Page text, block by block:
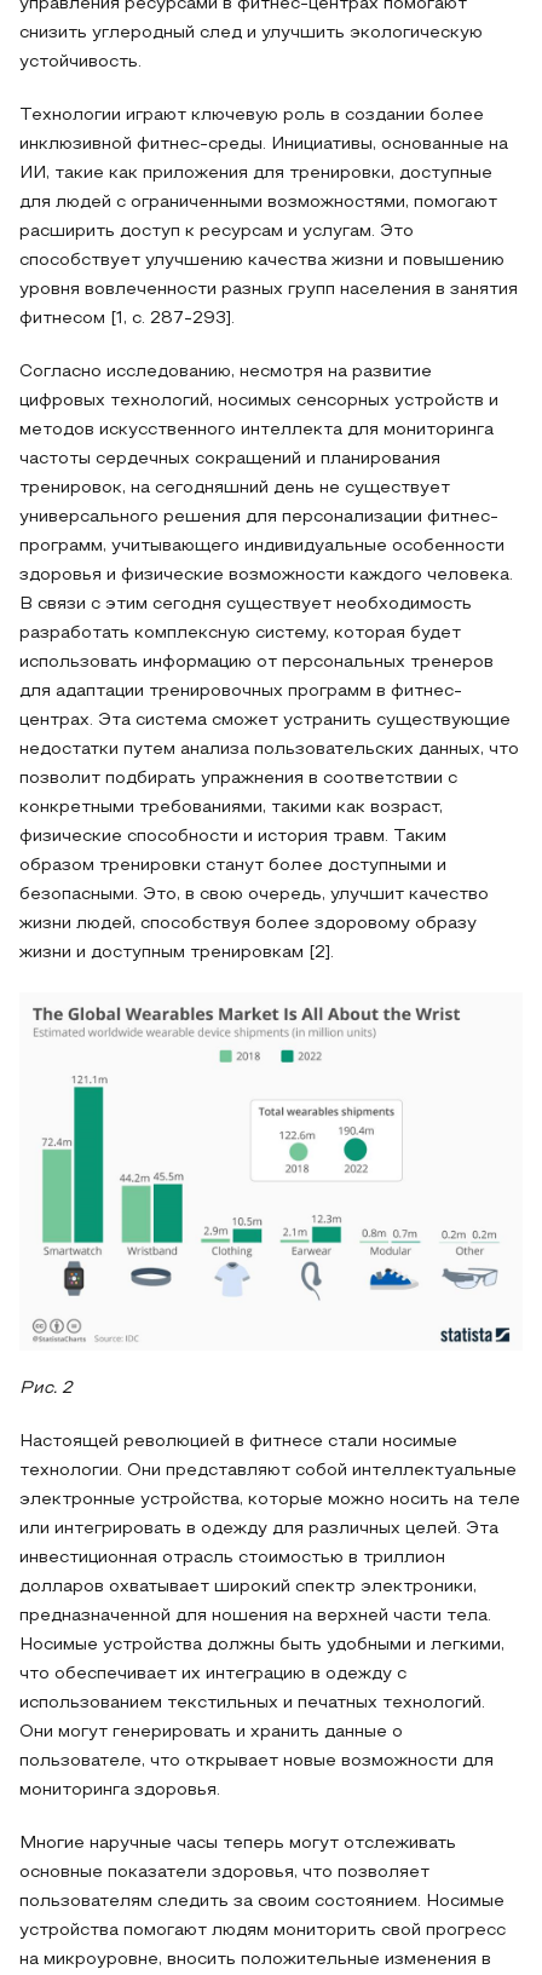
управления ресурсами в фитнес-центрах помогают
снизить углеродный след и улучшить экологическую
устойчивость.
Технологии играют ключевую роль в создании более
инклюзивной фитнес-среды. Инициативы, основанные на
ИИ, такие как приложения для тренировки, доступные
для людей с ограниченными возможностями, помогают
расширить доступ к ресурсам и услугам. Это
способствует улучшению качества жизни и повышению
уровня вовлеченности разных групп населения в занятия
фитнесом [1, с. 287-293].
Согласно исследованию, несмотря на развитие
цифровых технологий, носимых сенсорных устройств и
методов искусственного интеллекта для мониторинга
частоты сердечных сокращений и планирования
тренировок, на сегодняшний день не существует
универсального решения для персонализации фитнес-
программ, учитывающего индивидуальные особенности
здоровья и физические возможности каждого человека.
В связи с этим сегодня существует необходимость
разработать комплексную систему, которая будет
использовать информацию от персональных тренеров
для адаптации тренировочных программ в фитнес-
центрах. Эта система сможет устранить существующие
недостатки путем анализа пользовательских данных, что
позволит подбирать упражнения в соответствии с
конкретными требованиями, такими как возраст,
физические способности и история травм. Таким
образом тренировки станут более доступными и
безопасными. Это, в свою очередь, улучшит качество
жизни людей, способствуя более здоровому образу
жизни и доступным тренировкам [2].
Рис. 2
Настоящей революцией в фитнесе стали носимые
технологии. Они представляют собой интеллектуальные
электронные устройства, которые можно носить на теле
или интегрировать в одежду для различных целей. Эта
инвестиционная отрасль стоимостью в триллион
долларов охватывает широкий спектр электроники,
предназначенной для ношения на верхней части тела.
Носимые устройства должны быть удобными и легкими,
что обеспечивает их интеграцию в одежду с
использованием текстильных и печатных технологий.
Они могут генерировать и хранить данные о
пользователе, что открывает новые возможности для
мониторинга здоровья.
Многие наручные часы теперь могут отслеживать
основные показатели здоровья, что позволяет
пользователям следить за своим состоянием. Носимые
устройства помогают людям мониторить свой прогресс
на микроуровне, вносить положительные изменения в